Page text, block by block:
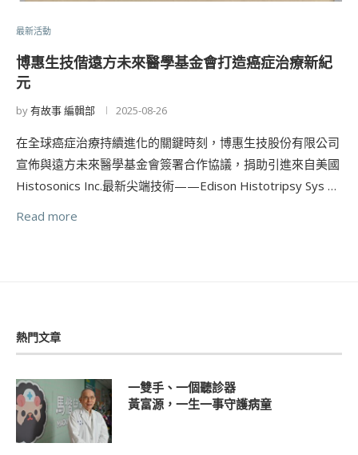
最新活動
博惠生技偕遠方未來醫學基金會打造癌症治療新紀
元
by有故事 編輯部 2025-08-26
在全球癌症治療持續進化的關鍵時刻，博惠生技股份有限公司
宣佈與遠方未來醫學基金會簽署合作協議，捐助引進來自美國
Histosonics Inc.最新尖端技術——Edison Histotripsy Sys …
Read more
熱門文章
一雙手、一個聽診器
黃富源，一生一事守護病童